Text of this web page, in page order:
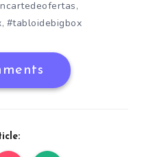
,
, #tabloidebigbox